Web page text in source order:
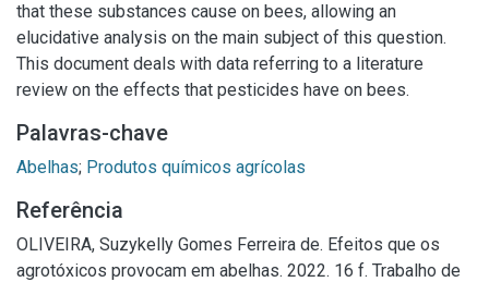
that these substances cause on bees, allowing an
elucidative analysis on the main subject of this question.
This document deals with data referring to a literature
review on the effects that pesticides have on bees.
Palavras-chave
Abelhas; Produtos químicos agrícolas
Referência
OLIVEIRA, Suzykelly Gomes Ferreira de. Efeitos que os
agrotóxicos provocam em abelhas. 2022. 16 f. Trabalho de